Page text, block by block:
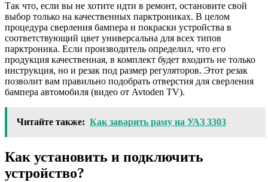
Так что, если вы не хотите идти в ремонт, остановите свой
выбор только на качественных парктрониках. В целом
процедура сверления бампера и покраски устройства в
соответствующий цвет универсальна для всех типов
парктроника. Если производитель определил, что его
продукция качественная, в комплект будет входить не только
инструкция, но и резак под размер регуляторов. Этот резак
позволит вам правильно подобрать отверстия для сверления
бампера автомобиля (видео от Avtoden TV).
Читайте также: Как заварить раму на УАЗ 3303
Как установить и подключить
устройство?